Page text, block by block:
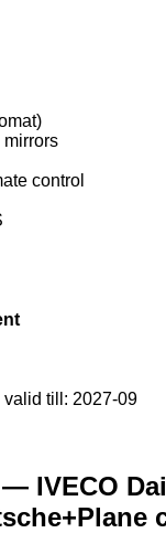
mirrors
control
valid till: 2027-09
IVECO